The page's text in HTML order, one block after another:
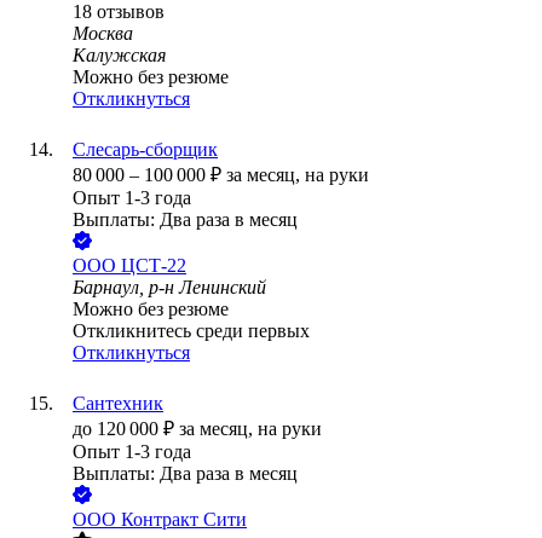
18 отзывов
Москва
Калужская
Можно без резюме
Откликнуться
Слесарь-сборщик
80 000 – 100 000 ₽ за месяц, на руки
Опыт 1-3 года
Выплаты: Два раза в месяц
ООО ЦСТ-22
Барнаул, р-н Ленинский
Можно без резюме
Откликнитесь среди первых
Откликнуться
Сантехник
до 120 000 ₽ за месяц, на руки
Опыт 1-3 года
Выплаты: Два раза в месяц
ООО Контракт Сити